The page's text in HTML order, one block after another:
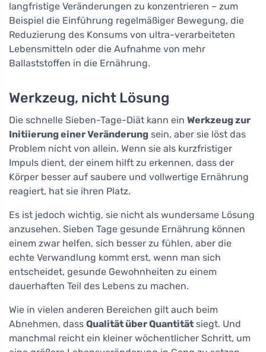
langfristige Veränderungen zu konzentrieren – zum
Beispiel die Einführung regelmäßiger Bewegung, die
Reduzierung des Konsums von ultra-verarbeiteten
Lebensmitteln oder die Aufnahme von mehr
Ballaststoffen in die Ernährung.
Werkzeug, nicht Lösung
Die schnelle Sieben-Tage-Diät kann ein Werkzeug zur
Initiierung einer Veränderung sein, aber sie löst das
Problem nicht von allein. Wenn sie als kurzfristiger
Impuls dient, der einem hilft zu erkennen, dass der
Körper besser auf saubere und vollwertige Ernährung
reagiert, hat sie ihren Platz.
Es ist jedoch wichtig, sie nicht als wundersame Lösung
anzusehen. Sieben Tage gesunde Ernährung können
einem zwar helfen, sich besser zu fühlen, aber die
echte Verwandlung kommt erst, wenn man sich
entscheidet, gesunde Gewohnheiten zu einem
dauerhaften Teil des Lebens zu machen.
Wie in vielen anderen Bereichen gilt auch beim
Abnehmen, dass Qualität über Quantität siegt. Und
manchmal reicht ein kleiner wöchentlicher Schritt, um